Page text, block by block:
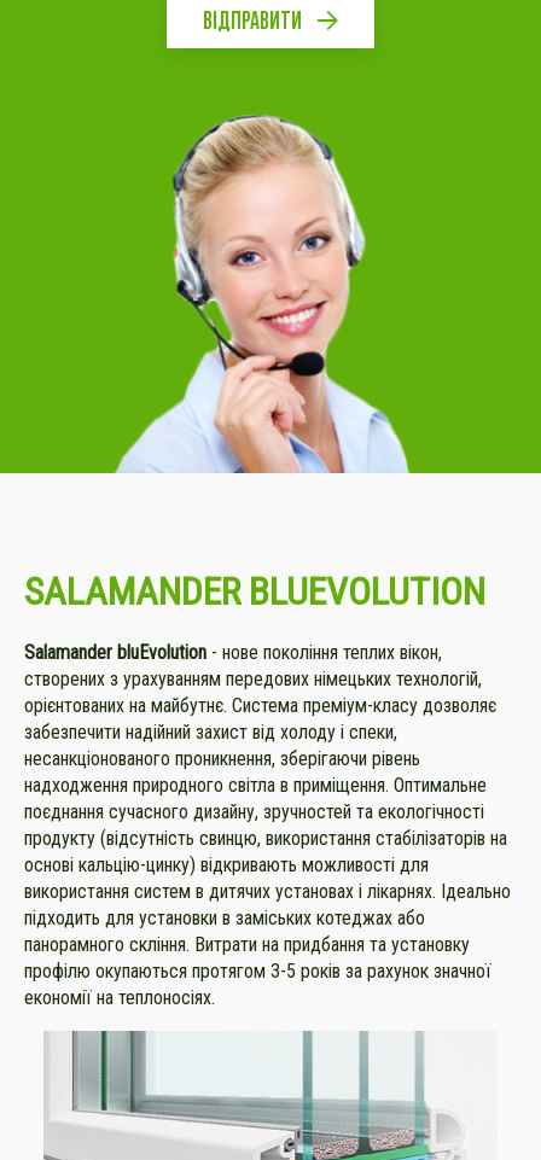
ВІДПРАВИТИ
SALAMANDER BLUEVOLUTION
Salamander bluEvolution - нове покоління теплих вікон,
створених з урахуванням передових німецьких технологій,
орієнтованих на майбутнє. Система преміум-класу дозволяє
забезпечити надійний захист від холоду і спеки,
несанкціонованого проникнення, зберігаючи рівень
надходження природного світла в приміщення. Оптимальне
поєднання сучасного дизайну, зручностей та екологічності
продукту (відсутність свинцю, використання стабілізаторів на
основі кальцію-цинку) відкривають можливості для
використання систем в дитячих установах і лікарнях. Ідеально
підходить для установки в заміських котеджах або
панорамного скління. Витрати на придбання та установку
профілю окупаються протягом 3-5 років за рахунок значної
економії на теплоносіях.